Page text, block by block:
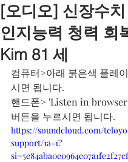
[오디오] 신장수
인지능력 청력 회
Kim 81 세
컴퓨터>아래 붉은색 플레
시면 됩니다.
핸드폰> 'Listen in
버튼을 누르시면 됩니다.
https://soundcloud.com/
support/1a-1?